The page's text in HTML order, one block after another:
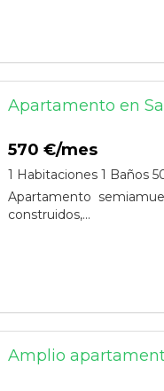
Apartamento en
570 €/mes
1 Habitaciones 1 Baños
Apartamento
construidos,...
Amplio